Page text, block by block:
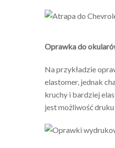
Oprawka do
Na przykładzie
elastomer, jednak
kruchy i bardziej
jest możliwość